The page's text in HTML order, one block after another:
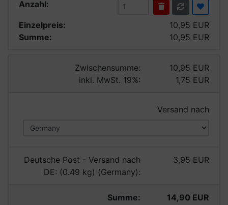
Anzahl:
Einzelpreis:
10,95 EUR
Summe:
10,95 EUR
Zwischensumme:
10,95 EUR
inkl. MwSt. 19%:
1,75 EUR
Versand nach
Deutsche Post - Versand nach
DE: (0.49 kg) (Germany):
3,95 EUR
Summe: 14,90 EUR